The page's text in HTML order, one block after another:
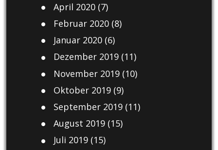
April 2020(7)
Februar 2020(8)
Januar 2020(6)
Dezember 2019(11)
November 2019(10)
Oktober 2019(9)
September 2019(11)
August 2019(15)
Juli 2019(15)